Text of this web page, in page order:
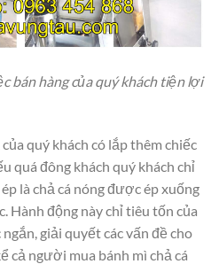
bán hàng của quý khách tiện lợi
quý khách có lắp thêm chiếc
quá đông khách quý khách chỉ
là chả cá nóng được ép xuống
Hành động này chỉ tiêu tốn của
giải quyết các vấn đề cho
cả người mua bánh mì chả cá